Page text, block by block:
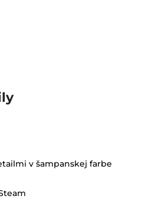
v šampanskej farbe